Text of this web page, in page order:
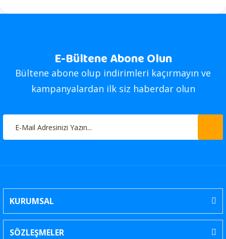
E-Bültene Abone Olun
Bültene abone olup indirimleri kaçırmayın ve
kampanyalardan ilk siz haberdar olun
KURUMSAL
SÖZLEŞMELER